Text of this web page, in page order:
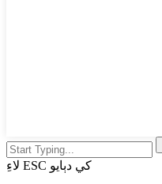
لاءِ ESC کي دٻايو